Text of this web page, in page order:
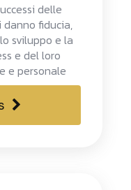
delle
danno fiducia,
sviluppo e la
e del loro
e personale